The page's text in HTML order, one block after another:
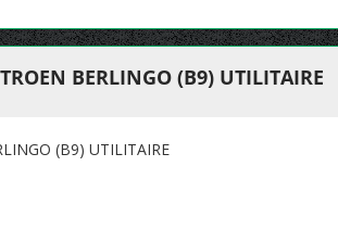
BERLINGO (B9) UTILITAIRE
(B9) UTILITAIRE